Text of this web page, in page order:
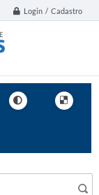
Login / Cadastro